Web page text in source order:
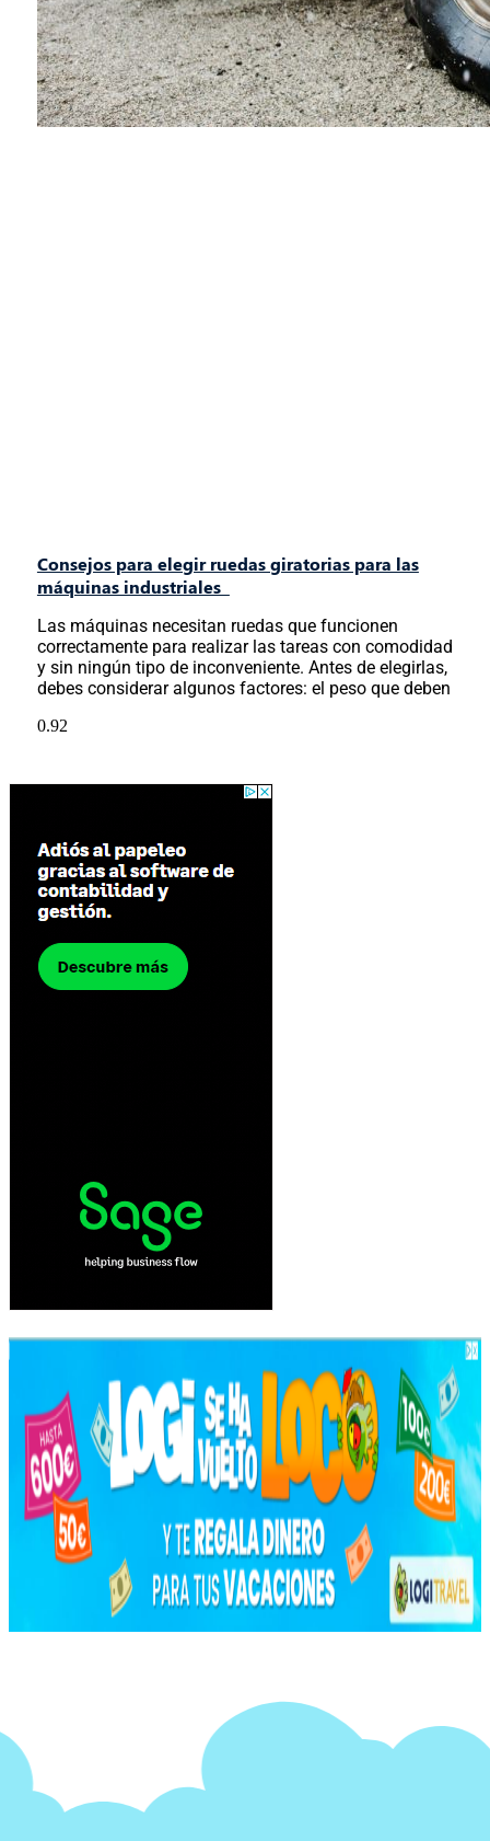
Consejos para elegir ruedas giratorias para las
máquinas industriales
Las máquinas necesitan ruedas que funcionen
correctamente para realizar las tareas con comodidad
y sin ningún tipo de inconveniente. Antes de elegirlas,
debes considerar algunos factores: el peso que deben